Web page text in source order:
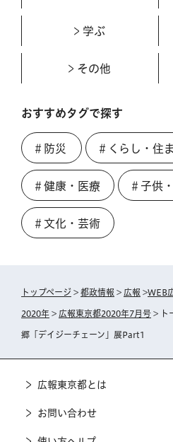
学ぶ
その他
おすすめタグで探す
＃防災 ＃くらし・住
＃健康・医療 ＃子供
＃文化・芸術
トップページ > 都政情報 > 広報 >WEB
2020年 > 広報東京都2020年7月号 > ト
郷「デイジーチェーン」展Part1
広報東京都とは
お問い合わせ